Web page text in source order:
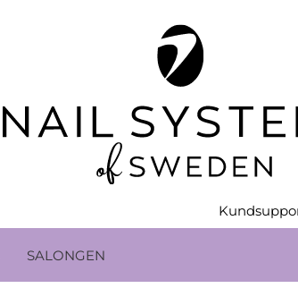
SALONGEN